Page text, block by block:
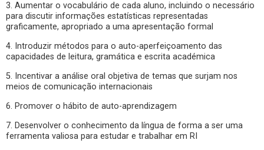
3. Aumentar o vocabulário de cada aluno, incluindo o necessário
para discutir informações estatísticas representadas
graficamente, apropriado a uma apresentação formal
4. Introduzir métodos para o auto-aperfeiçoamento das
capacidades de leitura, gramática e escrita académica
5. Incentivar a análise oral objetiva de temas que surjam nos
meios de comunicação internacionais
6. Promover o hábito de auto-aprendizagem
7. Desenvolver o conhecimento da língua de forma a ser uma
ferramenta valiosa para estudar e trabalhar em RI